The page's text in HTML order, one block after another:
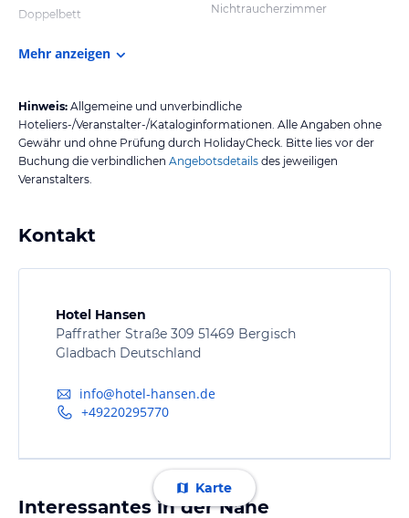
Doppelbett
Nichtraucherzimmer
Mehr anzeigen
Hinweis: Allgemeine und unverbindliche
Hoteliers-/Veranstalter-/Kataloginformationen. Alle Angaben ohne
Gewähr und ohne Prüfung durch HolidayCheck. Bitte lies vor der
Buchung die verbindlichen Angebotsdetails des jeweiligen
Veranstalters.
Kontakt
Hotel Hansen
Paffrather Straße 309 51469 Bergisch
Gladbach Deutschland
info@hotel-hansen.de
+49220295770
Karte
Interessantes in der Nähe